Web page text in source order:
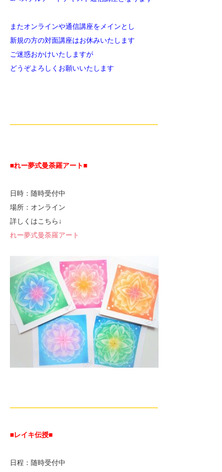
またオンラインや通信講座をメインとし
新規の方の対面講座はお休みいたします
ご迷惑おかけいたしますが
どうぞよろしくお願いいたします
—————————————————————-
■れー夢式曼荼羅アート■
日時：随時受付中
場所：オンライン
詳しくはこちら↓
れー夢式曼荼羅アート
—————————————————————-
■レイキ伝授■
日程：随時受付中